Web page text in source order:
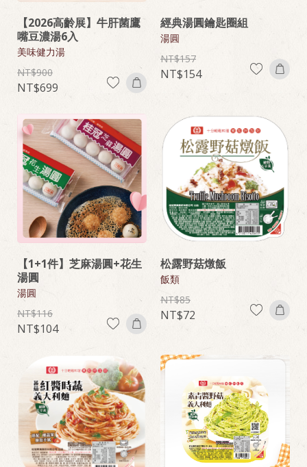
【2026高齡展】牛肝菌鷹
嘴豆濃湯6入
美味健力湯
900
699
經典湯圓鑰匙圈組
湯圓
157
154
【1+1件】芝麻湯圓+花生
湯圓
湯圓
116
104
松露野菇燉飯
飯類
85
72